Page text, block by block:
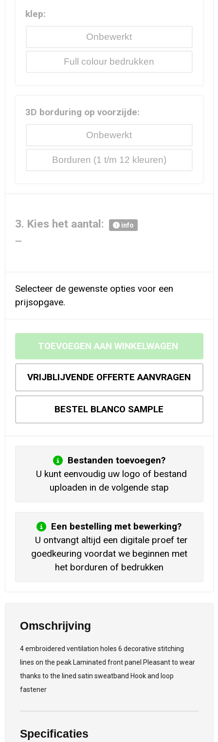
klep:
Onbewerkt
Full colour
3D borduring op voorzijde:
Onbewerkt
Borduren
3. Kies het aantal: info
Selecteer de gewenste opties voor een
prijsopgave.
TOEVOEGEN AAN WINKELWAGEN
VRIJBLIJVENDE OFFERTE AANVRAGEN
BESTEL BLANCO SAMPLE
Bestanden toevoegen?
U kunt eenvoudig uw logo of bestand
uploaden in de volgende stap
Een bestelling met bewerking?
U ontvangt altijd een digitale proef ter
goedkeuring voordat we beginnen met
het borduren of bedrukken
Omschrijving
4 embroidered ventilation holes 6 decorative stitching
lines on the peak Laminated front panel Pleasant to wear
thanks to the lined satin sweatband Hook and loop
fastener
Specificaties